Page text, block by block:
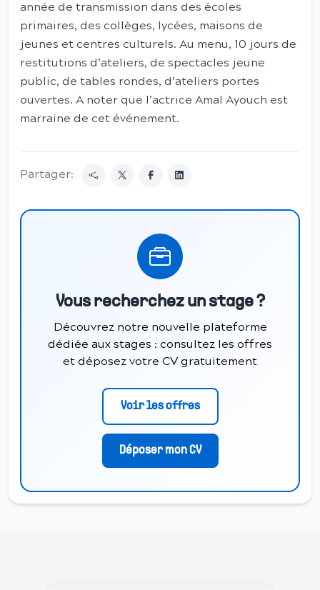
année de transmission dans des écoles
primaires, des collèges, lycées, maisons de
jeunes et centres culturels. Au menu, 10 jours de
restitutions d’ateliers, de spectacles jeune
public, de tables rondes, d’ateliers portes
ouvertes. A noter que l’actrice Amal Ayouch est
marraine de cet événement.
Partager:
Vous recherchez un stage ?
Découvrez notre nouvelle plateforme
dédiée aux stages : consultez les offres
et déposez votre CV gratuitement
Voir les offres
Déposer mon CV